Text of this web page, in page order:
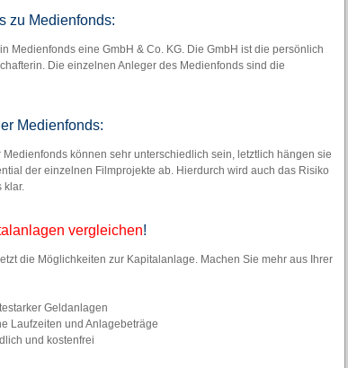
zu Medienfonds:
Medienfonds eine GmbH & Co. KG. Die GmbH ist die persönlich
Die einzelnen Anleger des Medienfonds sind die
Medienfonds:
Medienfonds können sehr unterschiedlich sein, letztlich hängen sie
der einzelnen Filmprojekte ab. Hierdurch wird auch das Risiko
klar.
vergleichen!
die Möglichkeiten zur Kapitalanlage. Machen Sie mehr aus Ihrer
Geldanlagen
Laufzeiten und Anlagebeträge
und kostenfrei